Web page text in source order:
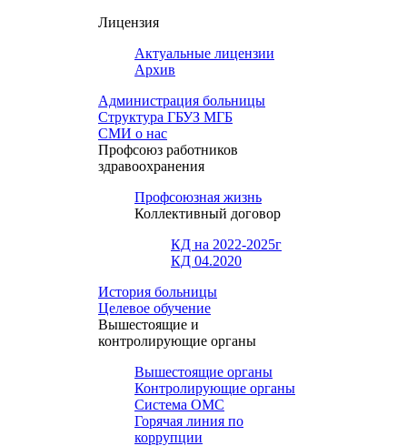
Лицензия
Актуальные лицензии
Архив
Администрация больницы
Структура ГБУЗ МГБ
СМИ о нас
Профсоюз работников
здравоохранения
Профсоюзная жизнь
Коллективный договор
КД на 2022-2025г
КД 04.2020
История больницы
Целевое обучение
Вышестоящие и
контролирующие органы
Вышестоящие органы
Контролирующие органы
Система ОМС
Горячая линия по
коррупции